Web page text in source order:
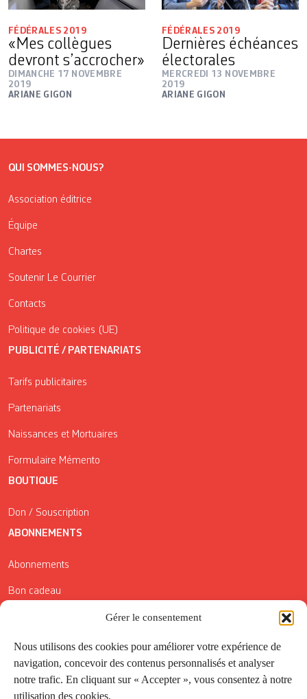
Gérer le consentement
Nous utilisons des cookies pour améliorer votre expérience de
navigation, concevoir des contenus personnalisés et analyser
notre trafic. En cliquant sur « Accepter », vous consentez à notre
utilisation des cookies.
FÉDÉRALES 2019
«Mes collègues
devront s’accrocher»
DIMANCHE 17 NOVEMBRE
2019
ARIANE GIGON
FÉDÉRALES 2019
Dernières échéances
électorales
MERCREDI 13 NOVEMBRE
2019
ARIANE GIGON
QUI SOMMES-NOUS?
Association éditrice
Équipe
Chartes
Soutenir Le Courrier
Contacts
Politique de cookies (UE)
PUBLICITÉ / PARTENARIATS
Tarifs publicitaires
Partenariats
Naissances et Mortuaires
Formulaire Mémento
BOUTIQUE
Don / Souscription
ABONNEMENTS
Abonnements
Bon cadeau
Conditions générales de vente
Réductions de la Carte Côté Courrier
Application